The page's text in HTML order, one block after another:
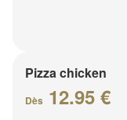
Pizza chicken
Dès 12.95 €